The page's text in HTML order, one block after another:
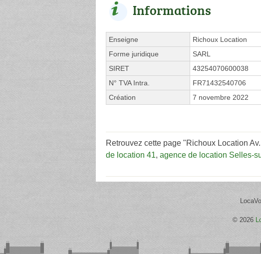
Informations
Enseigne
Richoux Location
Forme juridique
SARL
SIRET
43254070600038
N° TVA Intra.
FR71432540706
Création
7 novembre 2022
Retrouvez cette page "Richoux Location
de location 41, agence de location Selles-
© 2026